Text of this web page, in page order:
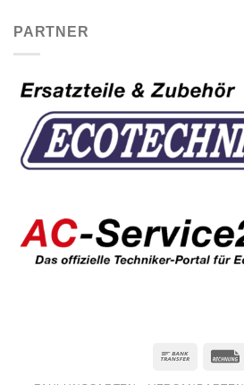
PARTNER